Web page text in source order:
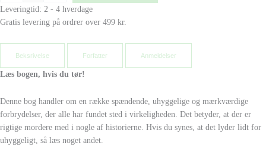
Leveringtid: 2 - 4 hverdage
Gratis levering på ordrer over 499 kr.
Beksrivelse Forfatter Anmeldelser
Læs bogen, hvis du tør!
Denne bog handler om en række spændende, uhyggelige og mærkværdige
forbrydelser, der alle har fundet sted i virkeligheden. Det betyder, at der er
rigtige mordere med i nogle af historierne. Hvis du synes, at det lyder lidt for
uhyggeligt, så læs noget andet.